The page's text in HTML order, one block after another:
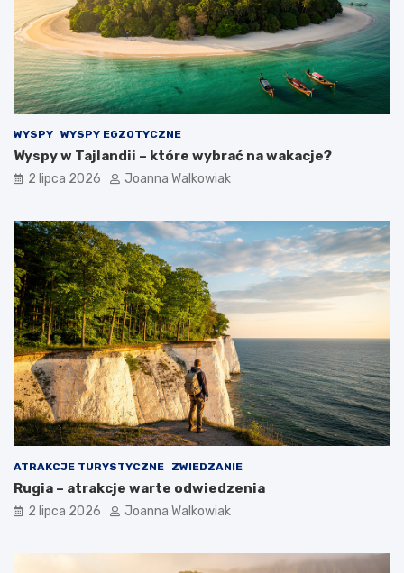
WYSPY WYSPY EGZOTYCZNE
Wyspy w Tajlandii – które wybrać na wakacje?
2 lipca 2026 Joanna Walkowiak
ATRAKCJE TURYSTYCZNE ZWIEDZANIE
Rugia – atrakcje warte odwiedzenia
2 lipca 2026 Joanna Walkowiak